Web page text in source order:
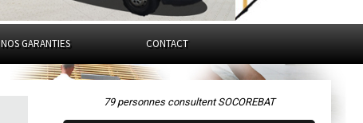
NOS GARANTIES CONTACT
79 personnes consultent SOCOREBAT